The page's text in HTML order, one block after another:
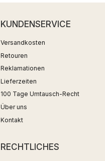
KUNDENSERVICE
Versandkosten
Retouren
Reklamationen
Lieferzeiten
100 Tage Umtausch-Recht
Über uns
Kontakt
RECHTLICHES